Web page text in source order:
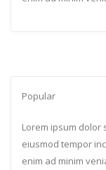
Popular
Lorem ipsum dolor
eiusmod tempor
enim ad minim